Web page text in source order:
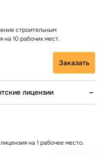
строительным
на 10 рабочих мест.
Заказать
лицензии
на 1 рабочее место.